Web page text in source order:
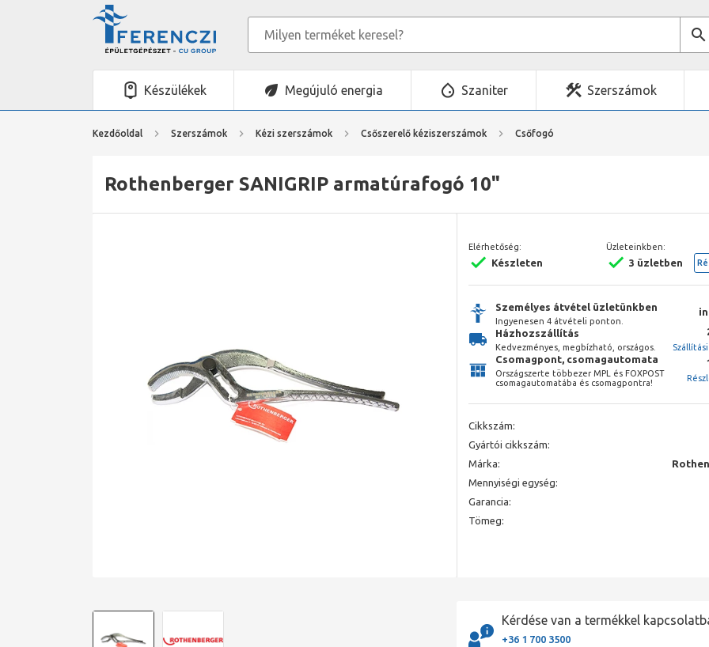
Készülékek Megújuló energia Szaniter Szerszámok
Kezdőoldal Szerszámok Kézi szerszámok Csőszerelő kéziszerszámok Csőfogó
Rothenberger SANIGRIP armatúrafogó 10"
Elérhetőség:
Készleten
Üzleteinkben:
3 üzletben
Személyes átvétel üzletünkben
Ingyenesen 4 átvételi ponton.
Házhozszállítás
Kedvezményes, megbízható, országos.
Csomagpont, csomagautomata
Országszerte többezer MPL és FOXPOST
csomagautomatába és csomagpontra!
Cikkszám:
Gyártói cikkszám:
Márka:
Mennyiségi egység:
Garancia:
Tömeg:
Kérdése van a termékkel
+36 1 700 3500